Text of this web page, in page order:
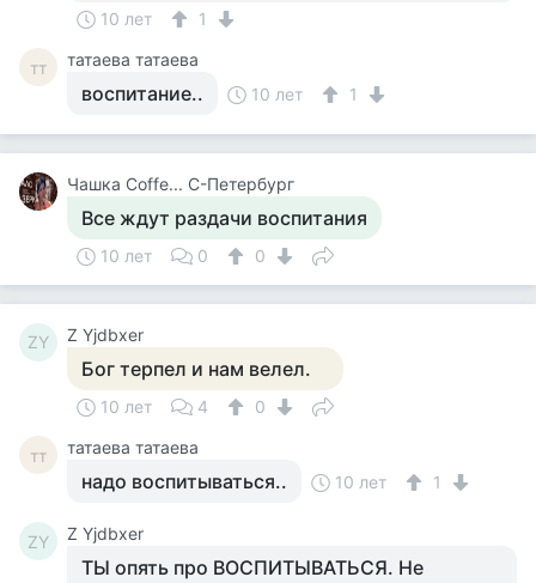
10 лет 1
тт татаева татаева
воспитание.. 10 лет 1
Чашка Cоffe... С-Петербург
Все ждут раздачи воспитания
10 лет 0 0
ZY Z Yjdbxer
Бог терпел и нам велел.
10 лет 4 0
тт татаева татаева
надо воспитываться.. 10 лет 1
ZY Z Yjdbxer
ТЫ опять про ВОСПИТЫВАТЬСЯ. Не